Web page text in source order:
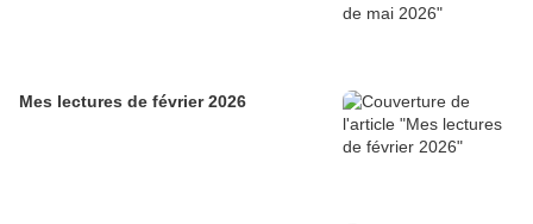
Mes lectures de février 2026